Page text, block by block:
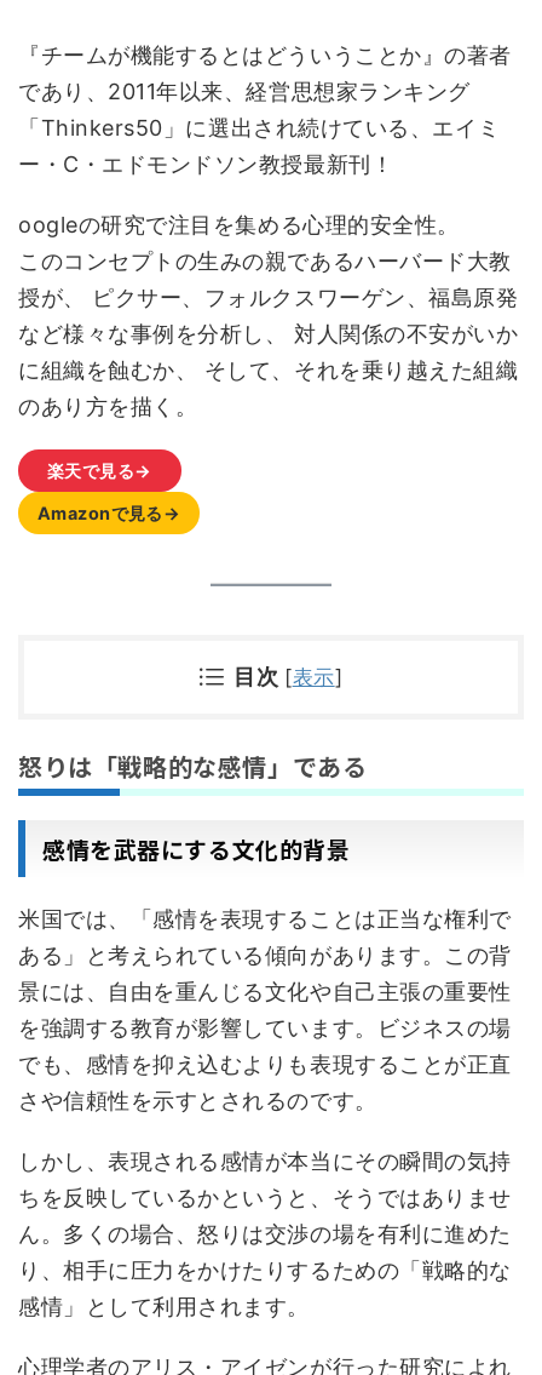
『チームが機能するとはどういうことか』の著者
であり、2011年以来、経営思想家ランキング
「Thinkers50」に選出され続けている、エイミ
ー・C・エドモンドソン教授最新刊！
oogleの研究で注目を集める心理的安全性。
このコンセプトの生みの親であるハーバード大教
授が、 ピクサー、フォルクスワーゲン、福島原発
など様々な事例を分析し、 対人関係の不安がいか
に組織を蝕むか、 そして、それを乗り越えた組織
のあり方を描く。
楽天で見る→
Amazonで見る→
目次 [表示]
怒りは「戦略的な感情」である
感情を武器にする文化的背景
米国では、「感情を表現することは正当な権利で
ある」と考えられている傾向があります。この背
景には、自由を重んじる文化や自己主張の重要性
を強調する教育が影響しています。ビジネスの場
でも、感情を抑え込むよりも表現することが正直
さや信頼性を示すとされるのです。
しかし、表現される感情が本当にその瞬間の気持
ちを反映しているかというと、そうではありませ
ん。多くの場合、怒りは交渉の場を有利に進めた
り、相手に圧力をかけたりするための「戦略的な
感情」として利用されます。
心理学者のアリス・アイゼンが行った研究によれ